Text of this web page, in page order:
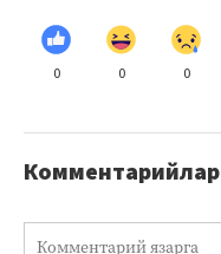
0 0 0
Комментарийлар